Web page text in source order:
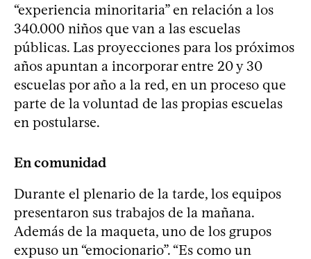
“experiencia minoritaria” en relación a los
340.000 niños que van a las escuelas
públicas. Las proyecciones para los próximos
años apuntan a incorporar entre 20 y 30
escuelas por año a la red, en un proceso que
parte de la voluntad de las propias escuelas
en postularse.
En comunidad
Durante el plenario de la tarde, los equipos
presentaron sus trabajos de la mañana.
Además de la maqueta, uno de los grupos
expuso un “emocionario”. “Es como un